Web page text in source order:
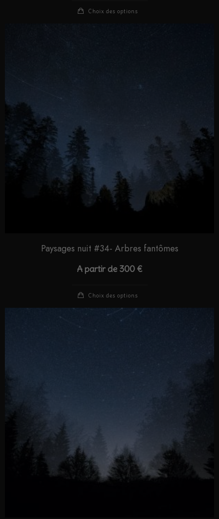
Choix des options
Paysages nuit #34- Arbres fantômes
A partir de 300 €
Choix des options